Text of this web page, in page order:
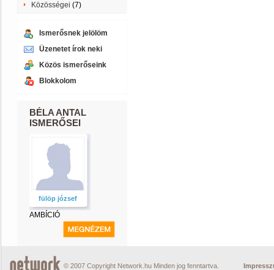
Közösségei (7)
Ismerősnek jelölöm
Üzenetet írok neki
Közös ismerőseink
Blokkolom
BÉLA ANTAL
ISMERŐSEI
fülöp józsef
AMBÍCIÓ
© 2007 Copyright Network.hu Minden jog fenntartva.